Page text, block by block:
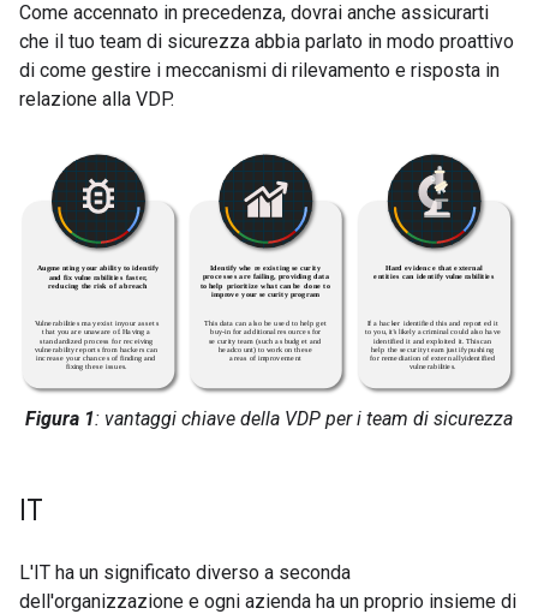
Come accennato in precedenza, dovrai anche assicurarti
che il tuo team di sicurezza abbia parlato in modo proattivo
di come gestire i meccanismi di rilevamento e risposta in
relazione alla VDP.
Figura 1: vantaggi chiave della VDP per i team di sicurezza
IT
L'IT ha un significato diverso a seconda
dell'organizzazione e ogni azienda ha un proprio insieme di